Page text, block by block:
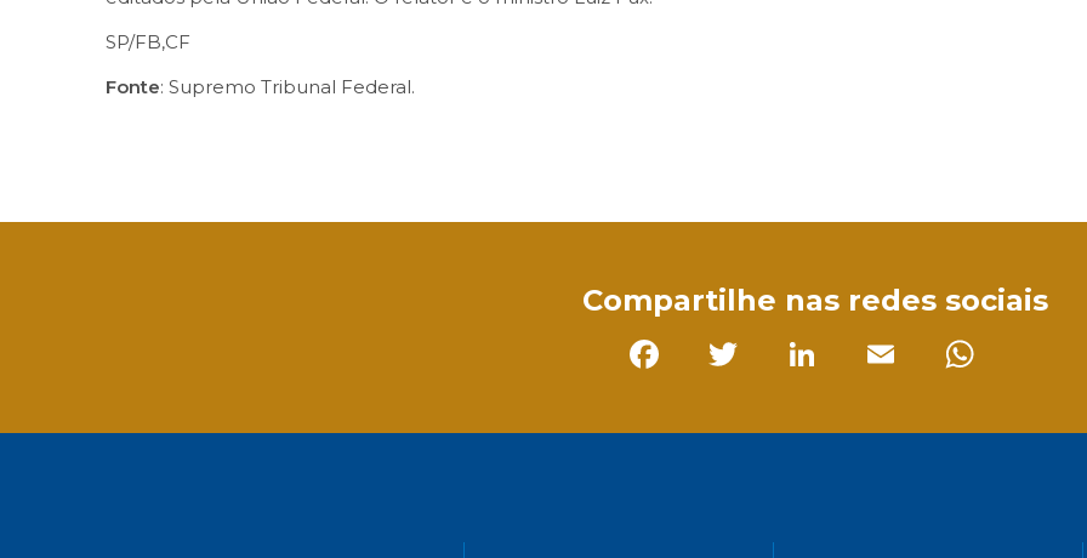
SP/FB,CF
Fonte: Supremo Tribunal Federal.
Compartilhe nas redes sociais